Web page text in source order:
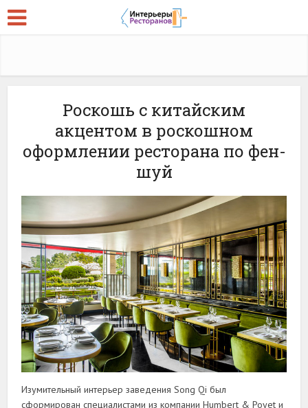
Роскошь с китайским
акцентом в роскошном
оформлении ресторана по фен-
шуй
Изумительный интерьер заведения Song Qi был
сформирован специалистами из компании Humbert & Poyet и